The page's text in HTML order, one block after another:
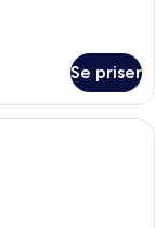
Se priser
en säng, ett